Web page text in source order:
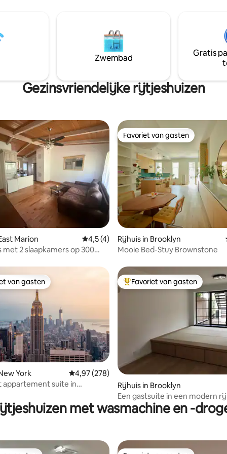
en Manhattan in 20 minuten!
belangrijkste
Mystic.
Zwembad
Gratis
Gezinsvriendelijke rijtjeshuizen
van 4,95 op 5, 60 recensies
Marion Gemiddelde beoordeling van 4,5 op 5, 4
4,5 (4)
met 2 slaapkamers op 300
Favoriet van gasten
Favoriet van gasten
Rijhuis in Brooklyn
Mooie Bed-Stuy Brownstone
4,95 op 5, 206 recensies
van gasten
van gasten
York Gemiddelde beoordeling van 4,97 op 5, 278
4,97 (278)
appartement suite in
Topfavoriet van gasten
Favoriet van gasten
Rijhuis in Brooklyn
Een gastsuite in een modern
Brooklyn
met wasmachine en -